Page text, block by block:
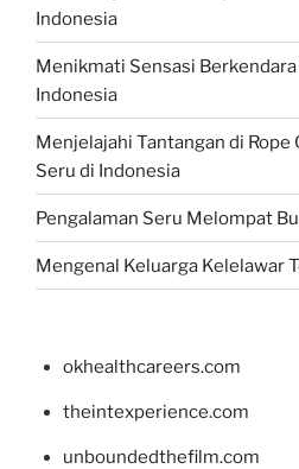
Indonesia
Menikmati Sensasi
Indonesia
Menjelajahi Tantangan di Rope
Seru di Indonesia
Pengalaman Seru Melompat
Mengenal Keluarga Kelelawar
okhealthcareers.com
theintexperience.com
unboundedthefilm.com